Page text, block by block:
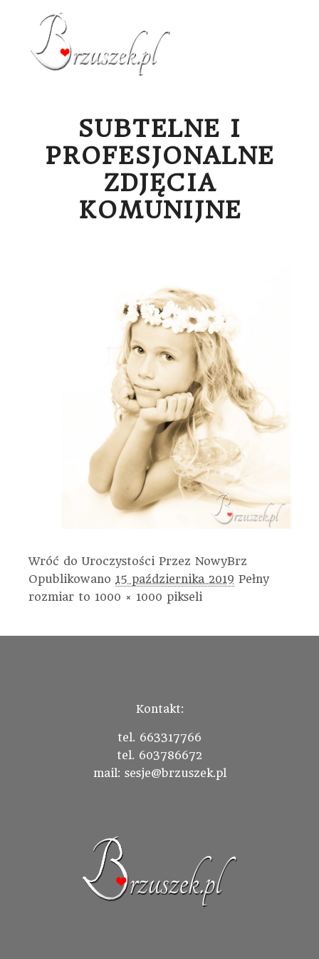
SUBTELNE I
PROFESJONALNE
ZDJĘCIA
KOMUNIJNE
Wróć do Uroczystości Przez NowyBrz
Opublikowano 15 października 2019 Pełny
rozmiar to 1000 × 1000 pikseli
Kontakt:
tel. 663317766
tel. 603786672
mail: sesje@brzuszek.pl